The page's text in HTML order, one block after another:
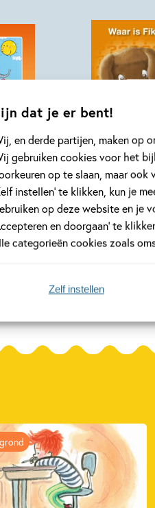
dat je er bent!
en derde partijen, maken op
gebruiken cookies voor het
op te slaan, maar
instellen’ te klikken, kun je
op deze website en je
en doorgaan’ te
categorieën cookies zoals
Zelf instellen
–
Veilig leren
Waar is Fik?
M3
13,99